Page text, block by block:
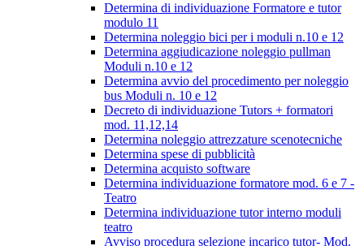
Determina di individuazione Formatore e tutor
modulo 11
Determina noleggio bici per i moduli n.10 e 12
Determina aggiudicazione noleggio pullman
Moduli n.10 e 12
Determina avvio del procedimento per noleggio
bus Moduli n. 10 e 12
Decreto di individuazione Tutors + formatori
mod. 11,12,14
Determina noleggio attrezzature scenotecniche
Determina spese di pubblicità
Determina acquisto software
Determina individuazione formatore mod. 6 e 7 -
Teatro
Determina individuazione tutor interno moduli
teatro
Avviso procedura selezione incarico tutor- Mod.